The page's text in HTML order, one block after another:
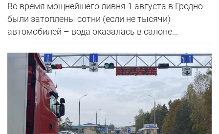
Во время мощнейшего ливня 1 августа в Гродно
были затоплены сотни (если не тысячи)
автомобилей – вода оказалась в салоне...